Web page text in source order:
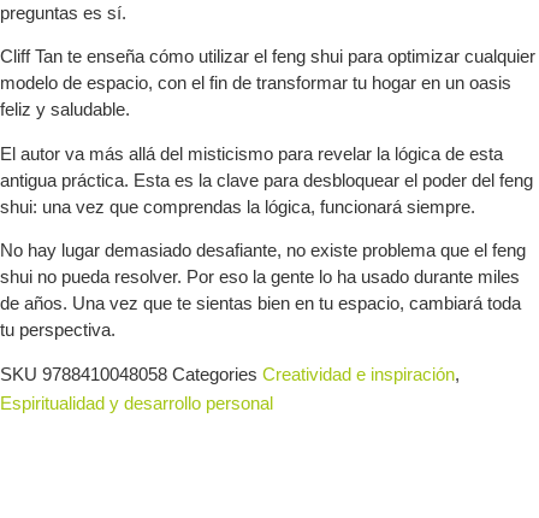
preguntas es sí.
Cliff Tan te enseña cómo utilizar el feng shui para optimizar cualquier
modelo de espacio, con el fin de transformar tu hogar en un oasis
feliz y saludable.
El autor va más allá del misticismo para revelar la lógica de esta
antigua práctica. Esta es la clave para desbloquear el poder del feng
shui: una vez que comprendas la lógica, funcionará siempre.
No hay lugar demasiado desafiante, no existe problema que el feng
shui no pueda resolver. Por eso la gente lo ha usado durante miles
de años. Una vez que te sientas bien en tu espacio, cambiará toda
tu perspectiva.
SKU 9788410048058 Categories Creatividad e inspiración,
Espiritualidad y desarrollo personal